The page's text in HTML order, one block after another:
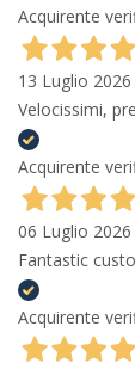
Acquirente
13 Luglio 2026
Velocissimi,
Acquirente
06 Luglio 2026
Fantastic
Acquirente